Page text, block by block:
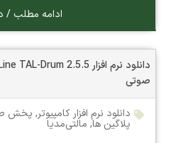
ادامه مطلب /
صوتی
دانلود نرم افزار کامپیوتر, پخش
پلاگین ها, مالتی‌مدیا